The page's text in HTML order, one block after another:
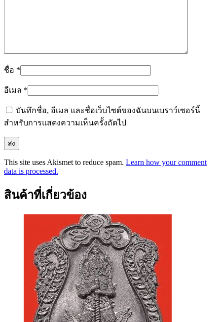
ชื่อ *
อีเมล *
บันทึกชื่อ, อีเมล และชื่อเว็บไซต์ของฉันบนเบราว์เซอร์นี้
สำหรับการแสดงความเห็นครั้งถัดไป
This site uses Akismet to reduce spam. Learn how your comment
data is processed.
สินค้าที่เกี่ยวข้อง